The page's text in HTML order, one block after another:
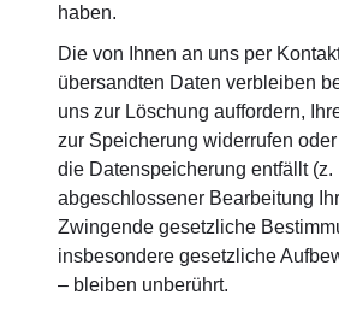
haben.
Die von Ihnen an uns per
übersandten Daten verbleiben
uns zur Löschung auffordern,
zur Speicherung widerrufen
die Datenspeicherung entfällt (z.
abgeschlossener Bearbeitung
Zwingende gesetzliche
insbesondere gesetzliche
– bleiben unberührt.